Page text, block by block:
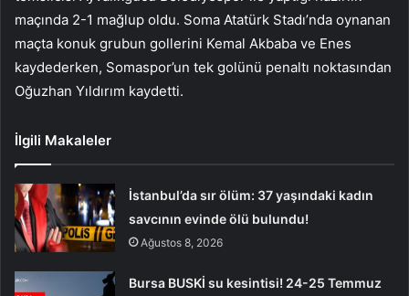
maçında 2-1 mağlup oldu. Soma Atatürk Stadı’nda oynanan
maçta konuk grubun gollerini Kemal Akbaba ve Enes
kaydederken, Somaspor’un tek golünü penaltı noktasından
Oğuzhan Yıldırım kaydetti.
İlgili Makaleler
İstanbul’da sır ölüm: 37 yaşındaki kadın
savcının evinde ölü bulundu!
Ağustos 8, 2026
Bursa BUSKİ su kesintisi! 24-25 Temmuz